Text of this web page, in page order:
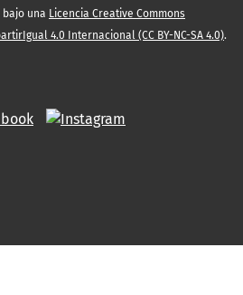
bajo una Licencia Creative Commons
4.0 Internacional (CC BY-NC-SA 4.0).